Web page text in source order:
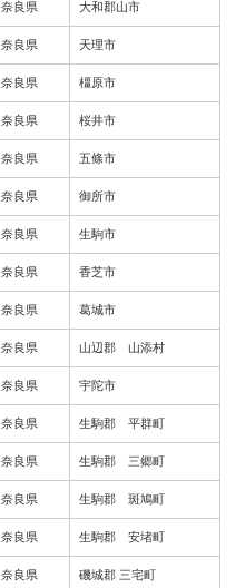
奈良県 大和郡山市
奈良県 天理市
奈良県 橿原市
奈良県 桜井市
奈良県 五條市
奈良県 御所市
奈良県 生駒市
奈良県 香芝市
奈良県 葛城市
奈良県 山辺郡 山添村
奈良県 宇陀市
奈良県 生駒郡 平群町
奈良県 生駒郡 三郷町
奈良県 生駒郡 斑鳩町
奈良県 生駒郡 安堵町
奈良県 磯城郡 三宅町